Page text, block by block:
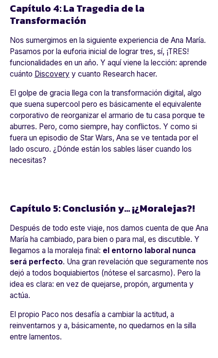
Capítulo 4: La Tragedia de la
Transformación
Nos sumergimos en la siguiente experiencia de Ana María.
Pasamos por la euforia inicial de lograr tres, sí, ¡TRES!
funcionalidades en un año. Y aquí viene la lección: aprende
cuánto Discovery y cuanto Research hacer.
El golpe de gracia llega con la transformación digital, algo
que suena supercool pero es básicamente el equivalente
corporativo de reorganizar el armario de tu casa porque te
aburres. Pero, como siempre, hay conflictos. Y como si
fuera un episodio de Star Wars, Ana se ve tentada por el
lado oscuro. ¿Dónde están los sables láser cuando los
necesitas?
Capítulo 5: Conclusión y... ¡¿Moralejas?!
Después de todo este viaje, nos damos cuenta de que Ana
María ha cambiado, para bien o para mal, es discutible. Y
llegamos a la moraleja final: el entorno laboral nunca
será perfecto. Una gran revelación que seguramente nos
dejó a todos boquiabiertos (nótese el sarcasmo). Pero la
idea es clara: en vez de quejarse, propón, argumenta y
actúa.
El propio Paco nos desafía a cambiar la actitud, a
reinventarnos y a, básicamente, no quedarnos en la silla
entre lamentos.